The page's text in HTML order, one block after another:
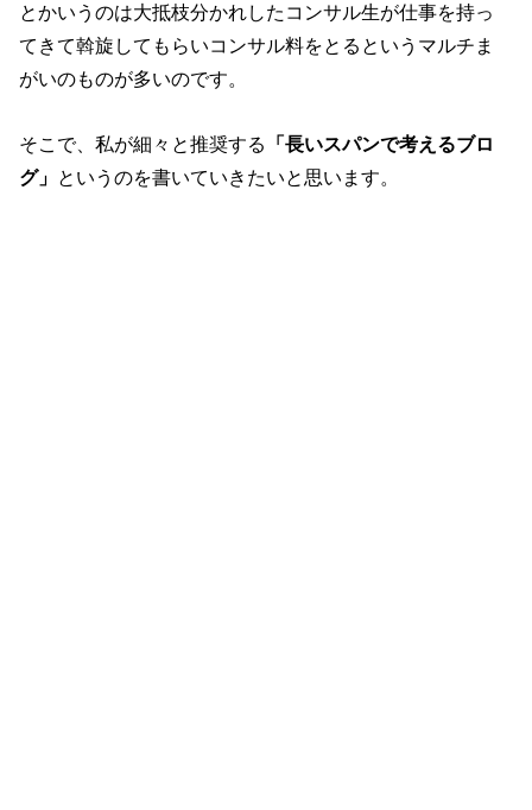
とかいうのは大抵枝分かれしたコンサル生が仕事を持っ
てきて斡旋してもらいコンサル料をとるというマルチま
がいのものが多いのです。
そこで、私が細々と推奨する
「長いスパンで考えるブロ
グ」
というのを書いていきたいと思います。